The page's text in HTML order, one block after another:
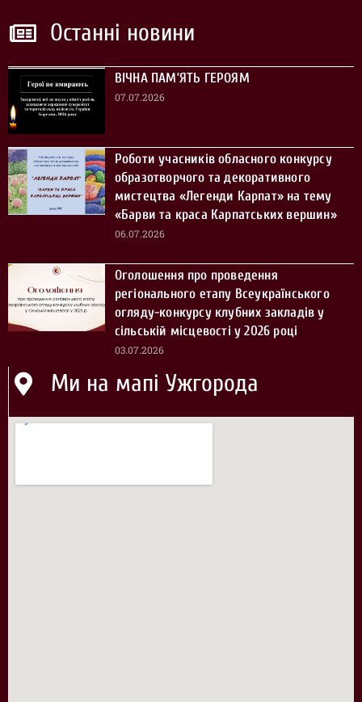
Останні новини
ВІЧНА ПАМ’ЯТЬ ГЕРОЯМ
07.07.2026
Роботи учасників обласного конкурсу
образотворчого та декоративного
мистецтва «Легенди Карпат» на тему
«Барви та краса Карпатських вершин»
06.07.2026
Оголошення про проведення
регіонального етапу Всеукраїнського
огляду-конкурсу клубних закладів у
сільській місцевості у 2026 році
03.07.2026
Ми на мапі Ужгорода